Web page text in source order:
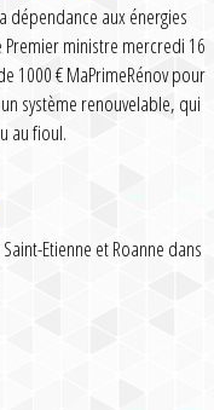
dépendance aux énergies
ministre mercredi 16
1000 € MaPrimeRénov pour
système renouvelable, qui
au fioul.
Etienne et Roanne dans